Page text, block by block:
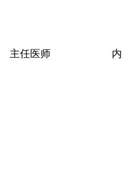
主任医师